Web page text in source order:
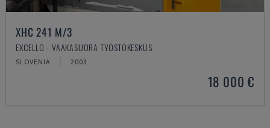
XHC 241 M/3
EXCELLO - VAAKASUORA TYÖSTÖKESKUS
SLOVENIA 2003
18 000 €